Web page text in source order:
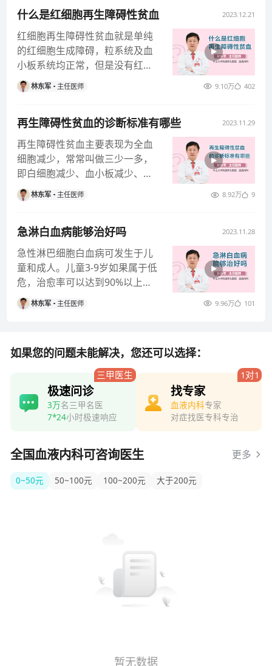
什么是红细胞再生障碍性贫血 2023.12.21
红细胞再生障碍性贫血就是单纯
的红细胞生成障碍，粒系统及血
小板系统均正常，但是没有红细
胞的生成。 如果是儿童，要警惕
遗传性
林东军 主任医师 9.10万 402
再生障碍性贫血的诊断标准有哪些 2023.11.29
再生障碍性贫血主要表现为全血
细胞减少，常常叫做三少一多，
即白细胞减少、血小板减少、红
细胞减少，淋巴细胞相对增多。
确诊主要
林东军 主任医师 8.92万 9
急淋白血病能够治好吗 2023.11.28
急性淋巴细胞白血病可发生于儿
童和成人。儿童3-9岁如果属于低
危，治愈率可以达到90%以上。
如果是成人分低危、中危、高
危。
林东军 主任医师 9.96万 101
如果您的问题未能解决，您还可以选择：
三甲医生
极速问诊
3万名三甲名医
7*24小时极速响应
1对1
找专家
血液内科专家
对症找医专科专治
全国血液内科可咨询医生 更多
0~50元 50~100元 100~200元 大于200元
暂无数据